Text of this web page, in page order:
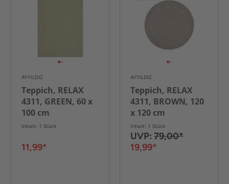
AYYILDIZ
Teppich, RELAX
4311, GREEN, 60 x
100 cm
Inhalt: 1 Stück
11,99*
AYYILDIZ
Teppich, RELAX
4311, BROWN, 120
x 120 cm
Inhalt: 1 Stück
UVP: 79,00*
19,99*